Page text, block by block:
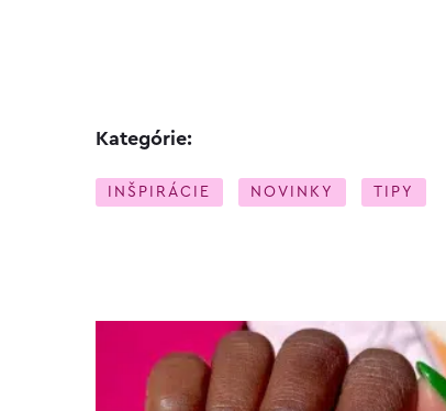
Kategórie:
INŠPIRÁCIE NOVINKY TIPY